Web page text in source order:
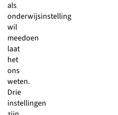
als
onderwijsinstelling
wil
meedoen
laat
het
ons
weten.
Drie
instellingen